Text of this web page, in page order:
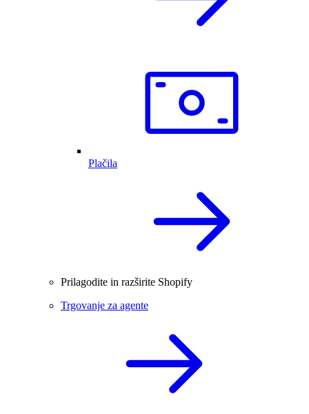
Plačila
Prilagodite in razširite Shopify
Trgovanje za agente